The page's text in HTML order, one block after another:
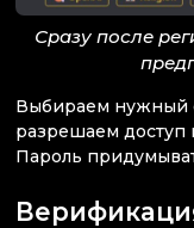
Сразу после
Выбираем нужный
разрешаем доступ
Пароль